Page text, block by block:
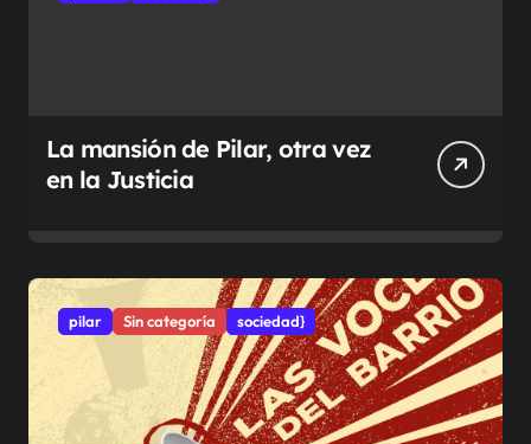
La mansión de Pilar, otra vez
en la Justicia
pilar Sin categoría sociedad}